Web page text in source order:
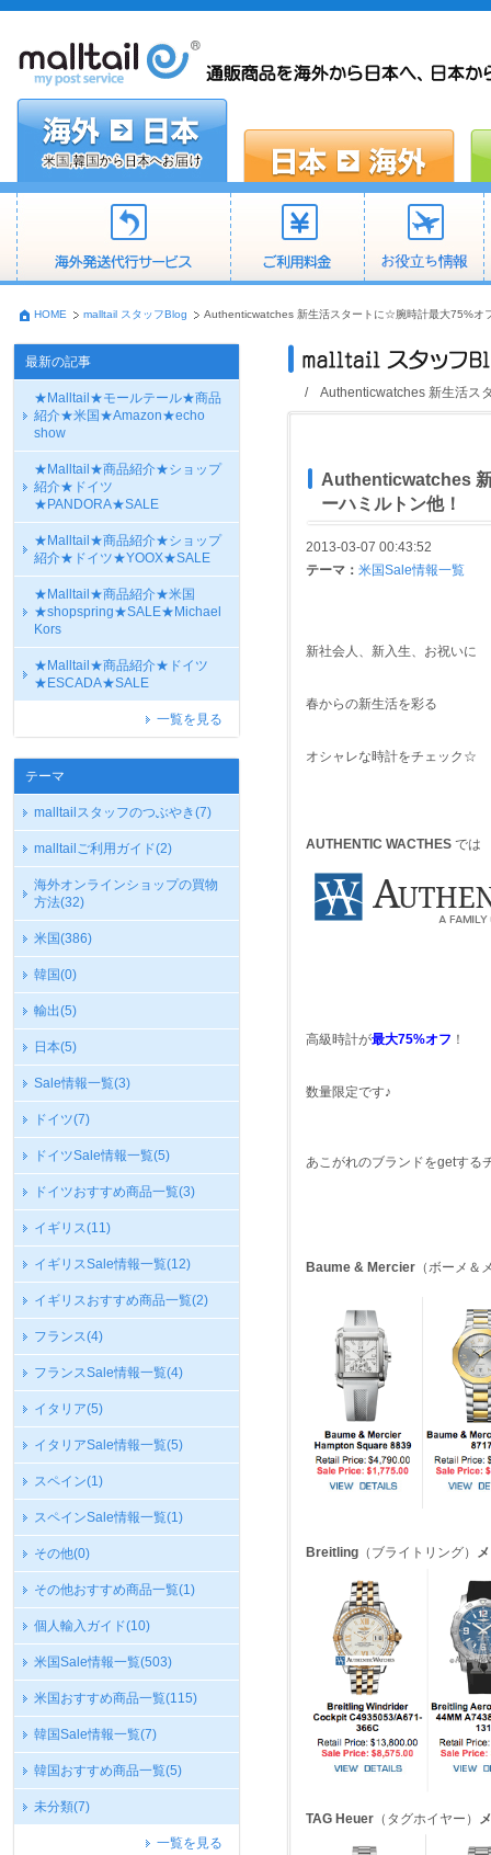
HOME malltail スタッフBlog Authenticwatches 新生活スタートに☆腕時計最大75%オ
最新の記事
★Malltail★モールテール★商品
紹介★米国★Amazon★echo
show
★Malltail★商品紹介★ショップ
紹介★ドイツ
★PANDORA★SALE
★Malltail★商品紹介★ショップ
紹介★ドイツ★YOOX★SALE
★Malltail★商品紹介★米国
★shopspring★SALE★Michael
Kors
★Malltail★商品紹介★ドイツ
★ESCADA★SALE
一覧を見る
テーマ
malltailスタッフのつぶやき(7)
malltailご利用ガイド(2)
海外オンラインショップの買物
方法(32)
米国(386)
韓国(0)
輸出(5)
日本(5)
Sale情報一覧(3)
ドイツ(7)
ドイツSale情報一覧(5)
ドイツおすすめ商品一覧(3)
イギリス(11)
イギリスSale情報一覧(12)
イギリスおすすめ商品一覧(2)
フランス(4)
フランスSale情報一覧(4)
イタリア(5)
イタリアSale情報一覧(5)
スペイン(1)
スペインSale情報一覧(1)
その他(0)
その他おすすめ商品一覧(1)
個人輸入ガイド(10)
米国Sale情報一覧(503)
米国おすすめ商品一覧(115)
韓国Sale情報一覧(7)
韓国おすすめ商品一覧(5)
未分類(7)
一覧を見る
/ Authenticwatches 新生活ス
Authenticwatches
ーハミルトン他！
2013-03-07 00:43:52
テーマ： 米国Sale情報一覧
新社会人、新入生、お祝いに
春からの新生活を彩る
オシャレな時計をチェック☆
AUTHENTIC WACTHES では
高級時計が最大75%オフ ！
数量限定です♪
あこがれのブランドをgetする
Baume & Mercier（ボーメ＆
Breitling（ブライトリング）
TAG Heuer（タグホイヤー）